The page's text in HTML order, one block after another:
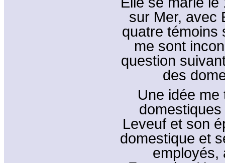
sur Mer, avec
quatre témoins
me sont
question
des
Une idée me
Leveuf et son
domestique et
employés,